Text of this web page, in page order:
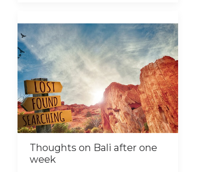
Thoughts on Bali after one
week